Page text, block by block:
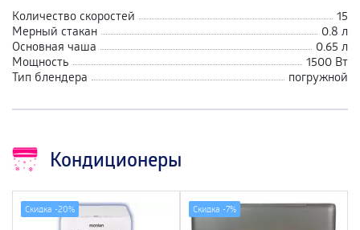
Количество скоростей
15
Мерный стакан
0.8 л
Основная чаша
0.65 л
Мощность
1500 Вт
Тип блендера
погружной
Кондиционеры
Скидка -20% Скидка -7%